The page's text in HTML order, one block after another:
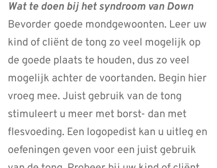
Wat te doen bij het syndroom van Down
Bevorder goede mondgewoonten. Leer uw
kind of cliënt de tong zo veel mogelijk op
de goede plaats te houden, dus zo veel
mogelijk achter de voortanden. Begin hier
vroeg mee. Juist gebruik van de tong
stimuleert u meer met borst- dan met
flesvoeding. Een logopedist kan u uitleg en
oefeningen geven voor een juist gebruik